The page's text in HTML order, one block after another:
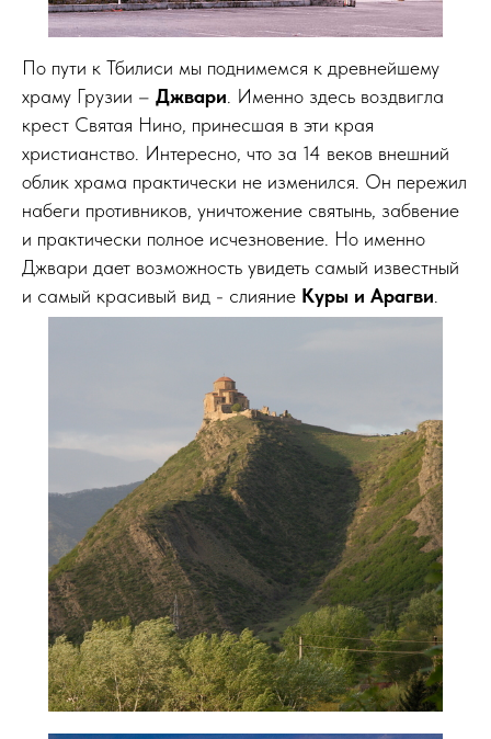
По пути к Тбилиси мы поднимемся к древнейшему
храму Грузии – Джвари . Именно здесь воздвигла
крест Святая Нино, принесшая в эти края
христианство. Интересно, что за 14 веков внешний
облик храма практически не изменился. Он пережил
набеги противников, уничтожение святынь, забвение
и практически полное исчезновение. Но именно
Джвари дает возможность увидеть самый известный
и самый красивый вид - слияние Куры и Арагви